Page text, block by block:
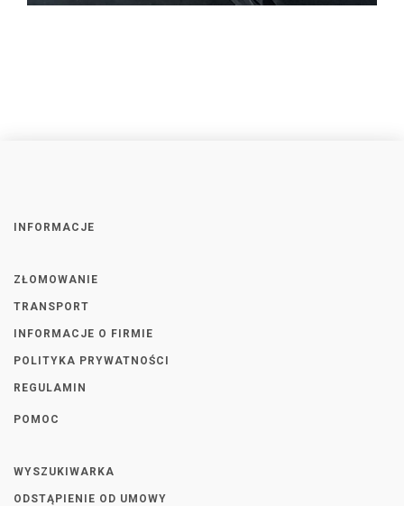
INFORMACJE
ZŁOMOWANIE
TRANSPORT
INFORMACJE O FIRMIE
POLITYKA PRYWATNOŚCI
REGULAMIN
POMOC
WYSZUKIWARKA
ODSTĄPIENIE OD UMOWY